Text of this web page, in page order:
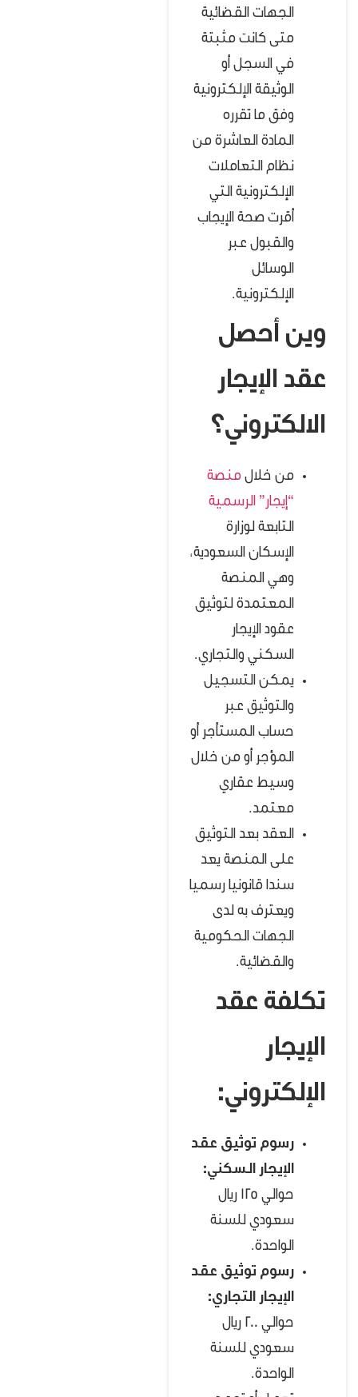
الجهات القضائية
متى كانت مثبتة
في السجل أو
الوثيقة الإلكترونية
وفق ما تقرره
المادة العاشرة من
نظام التعاملات
الإلكترونية التي
أقرت صحة الإيجاب
والقبول عبر
الوسائل
الإلكترونية.
وين أحصل
عقد الإيجار
الالكتروني؟
من خلال منصة
“إيجار” الرسمية
التابعة لوزارة
الإسكان السعودية،
وهي المنصة
المعتمدة لتوثيق
عقود الإيجار
السكني والتجاري.
يمكن التسجيل
والتوثيق عبر
حساب المستأجر أو
المؤجر أو من خلال
وسيط عقاري
معتمد.
العقد بعد التوثيق
على المنصة يعد
سندا قانونيا رسميا
ويعترف به لدى
الجهات الحكومية
والقضائية.
تكلفة عقد
الإيجار
الإلكتروني:
رسوم توثيق عقد
الإيجار السكني:
حوالي 125 ريال
سعودي للسنة
الواحدة.
رسوم توثيق عقد
الإيجار التجاري:
حوالي 200 ريال
سعودي للسنة
الواحدة.